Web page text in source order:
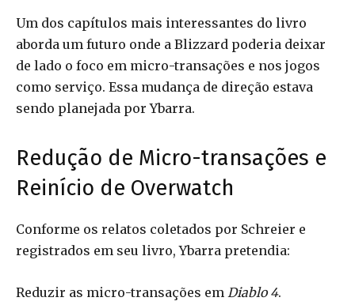
Um dos capítulos mais interessantes do livro
aborda um futuro onde a Blizzard poderia deixar
de lado o foco em micro-transações e nos jogos
como serviço. Essa mudança de direção estava
sendo planejada por Ybarra.
Redução de Micro-transações e
Reinício de Overwatch
Conforme os relatos coletados por Schreier e
registrados em seu livro, Ybarra pretendia:
Reduzir as micro-transações em Diablo 4.